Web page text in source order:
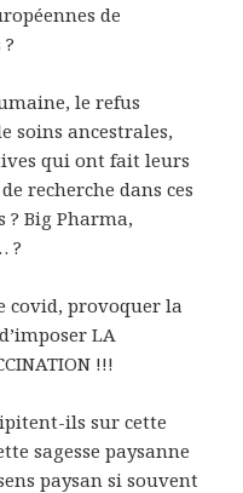
de
le refus
soins ancestrales,
qui ont fait leurs
recherche dans ces
? Big Pharma,
?
covid, provoquer la
LA
!!!
ils sur cette
sagesse paysanne
paysan si souvent